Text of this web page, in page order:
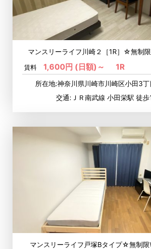
マンスリーライフ川崎２［1R］☆無制
賃料 1,600円 (日額)～ 1R
所在地:神奈川県川崎市川崎区小田3
交通:ＪＲ南武線 小田栄駅 徒歩
マンスリーライフ戸塚Bタイプ☆無制